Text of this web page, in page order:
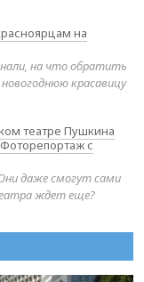
на
на что обратить
красавицу
театре Пушкина
с
даже смогут сами
ждет еще?